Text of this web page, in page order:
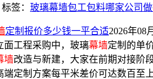
标签： 玻璃幕墙包工包料哪家公司
定制报价多少钱一平合适2026年08
面工程采购中，玻璃幕墙定制的单
墙改造与新建，大家在前期对接阶
端定制方案每平米差价可达数百至